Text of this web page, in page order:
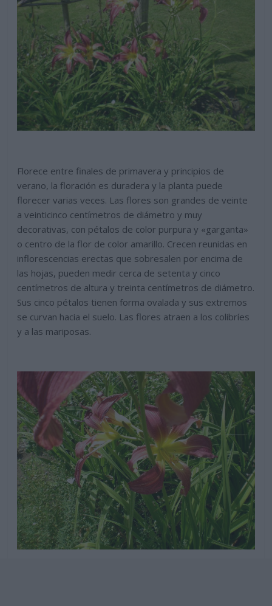
Florece entre finales de primavera y principios de
verano, la floración es duradera y la planta puede
florecer varias veces. Las flores son grandes de veinte
a veinticinco centímetros de diámetro y muy
decorativas, con pétalos de color purpura y «garganta»
o centro de la flor de color amarillo. Crecen reunidas en
inflorescencias erectas que sobresalen por encima de
las hojas, pueden medir cerca de setenta y cinco
centímetros de altura y treinta centímetros de diámetro.
Sus cinco pétalos tienen forma ovalada y sus extremos
se curvan hacia el suelo. Las flores atraen a los colibríes
y a las mariposas.